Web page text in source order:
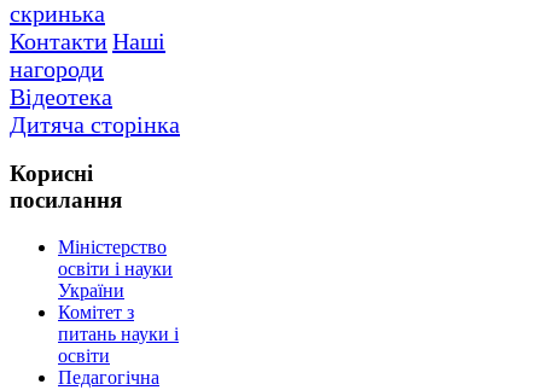
скринька
КонтактиНаші
нагороди
Відеотека
Дитяча сторінка
Корисні
посилання
Міністерство
освіти і науки
України
Комітет з
питань науки і
освіти
Педагогічна